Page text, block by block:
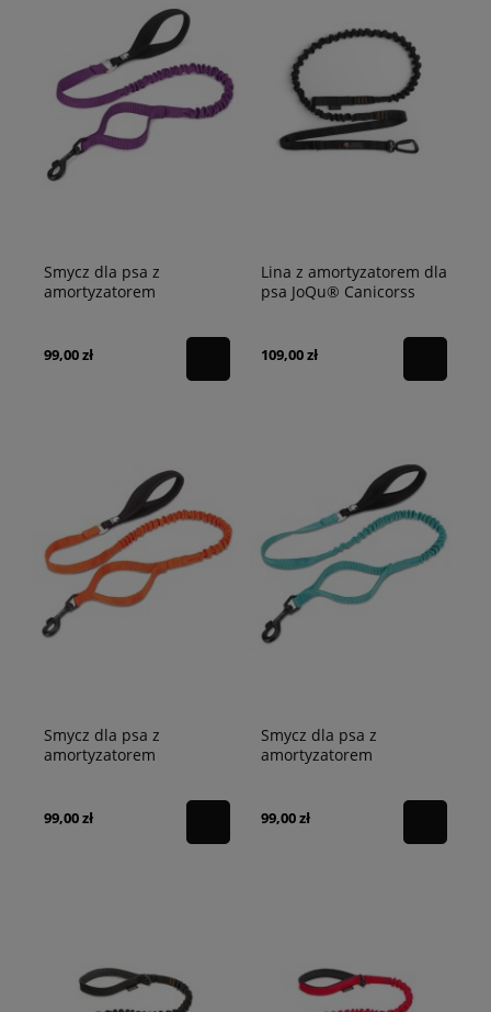
Smycz dla psa z
amortyzatorem
99,00 zł
Lina z amortyzatorem dla
psa JoQu® Canicorss
109,00 zł
Smycz dla psa z
amortyzatorem
99,00 zł
Smycz dla psa z
amortyzatorem
99,00 zł